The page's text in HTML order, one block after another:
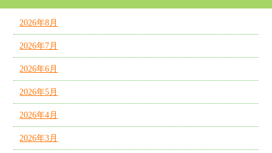
2026年8月
2026年7月
2026年6月
2026年5月
2026年4月
2026年3月